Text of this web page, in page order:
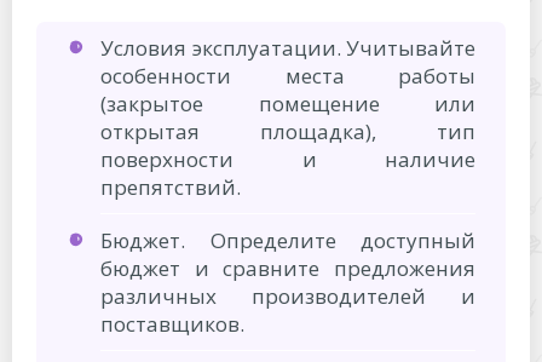
Условия эксплуатации. Учитывайте
особенности места работы
(закрытое помещение или
открытая площадка), тип
поверхности и наличие
препятствий.
Бюджет. Определите доступный
бюджет и сравните предложения
различных производителей и
поставщиков.